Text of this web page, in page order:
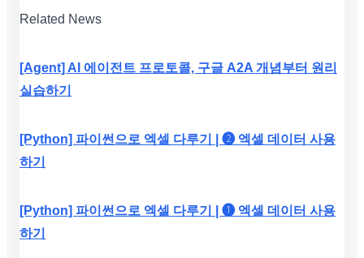
Related News
[Agent] AI 에이전트 프로토콜, 구글 A2A 개념부터 원리
실습하기
[Python] 파이썬으로 엑셀 다루기 | ❷ 엑셀 데이터 사용
하기
[Python] 파이썬으로 엑셀 다루기 | ❶ 엑셀 데이터 사용
하기